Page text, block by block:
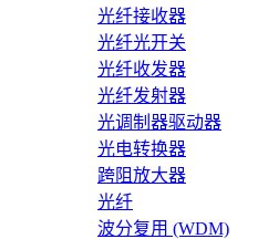
光纤接收器
光纤光开关
光纤收发器
光纤发射器
光调制器驱动器
光电转换器
跨阻放大器
光纤
波分复用 (WDM)